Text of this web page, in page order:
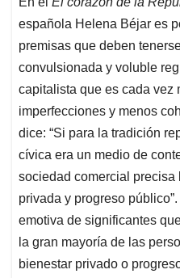
s
A
p
p
b
o
o
k
e
d
I
n
l
a
d
s
española Helena Béjar es
premisas que deben
convulsionada y voluble
capitalista que es cada vez
imperfecciones y menos
dice: “Si para la tradición
cívica era un medio de
sociedad comercial
privada y progreso
emotiva de significantes
la gran mayoría de las
bienestar privado o